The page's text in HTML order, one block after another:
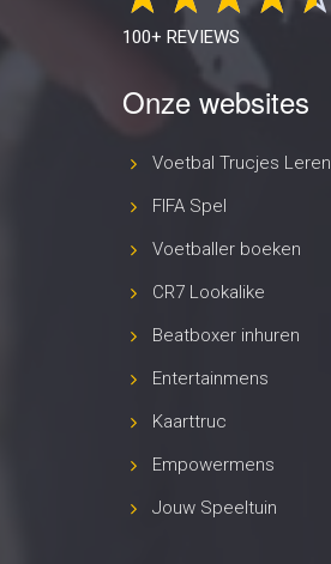
100+ REVIEWS
Onze websites
Voetbal Trucjes Leren
FIFA Spel
Voetballer boeken
CR7 Lookalike
Beatboxer inhuren
Entertainmens
Kaarttruc
Empowermens
Jouw Speeltuin